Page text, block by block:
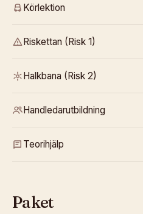
Körlektion
Riskettan (Risk 1)
Halkbana (Risk 2)
Handledarutbildning
Teorihjälp
Paket